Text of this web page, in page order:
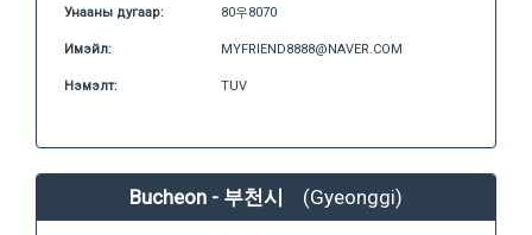
Унааны дугаар: 80우8070
Имэйл: MYFRIEND8888@NAVER.COM
Нэмэлт: TUV
Bucheon - 부천시 (Gyeonggi)